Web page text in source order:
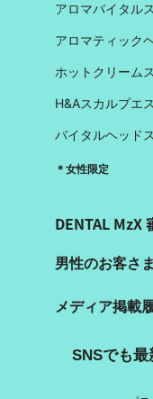
アロマバイタル
アロマティック
ホットクリーム
H&Aスカルプエ
バイタルヘッド
＊女性限定
DENTAL MzX
男性のお客さ
メディア掲載
SNSでも